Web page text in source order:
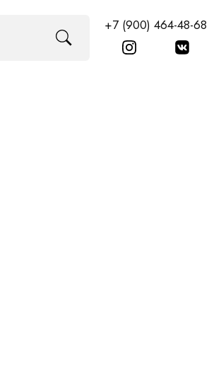
+7 (900) 464-48-68